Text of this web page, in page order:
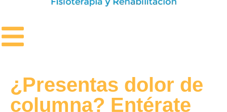
¿Presentas dolor de
columna? Entérate